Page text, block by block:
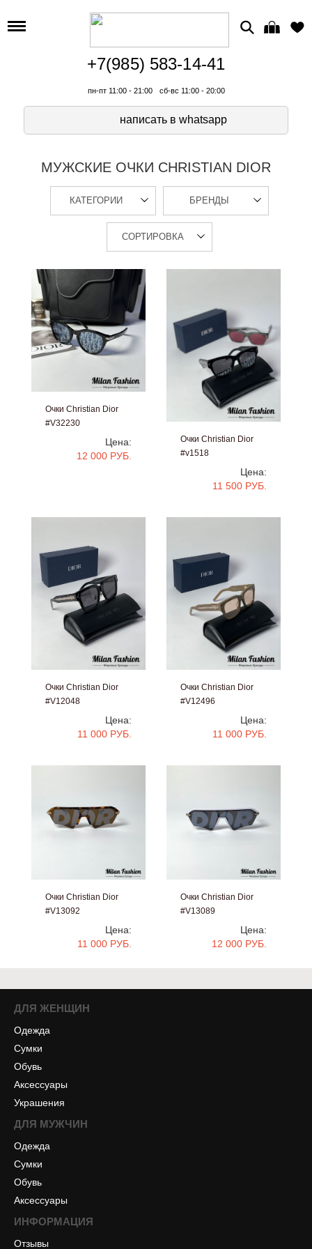
+7(985) 583-14-41
пн-пт 11:00 - 21:00 сб-вс 11:00 - 20:00
написать в whatsapp
МУЖСКИЕ ОЧКИ CHRISTIAN DIOR
КАТЕГОРИИ БРЕНДЫ
СОРТИРОВКА
Очки Christian Dior
#V32230
Цена:
12 000 РУБ.
Очки Christian Dior
#v1518
Цена:
11 500 РУБ.
Очки Christian Dior
#V12048
Цена:
11 000 РУБ.
Очки Christian Dior
#V12496
Цена:
11 000 РУБ.
Очки Christian Dior
#V13092
Цена:
11 000 РУБ.
Очки Christian Dior
#V13089
Цена:
12 000 РУБ.
ДЛЯ ЖЕНЩИН
Одежда
Сумки
Обувь
Аксессуары
Украшения
ДЛЯ МУЖЧИН
Одежда
Сумки
Обувь
Аксессуары
ИНФОРМАЦИЯ
Отзывы